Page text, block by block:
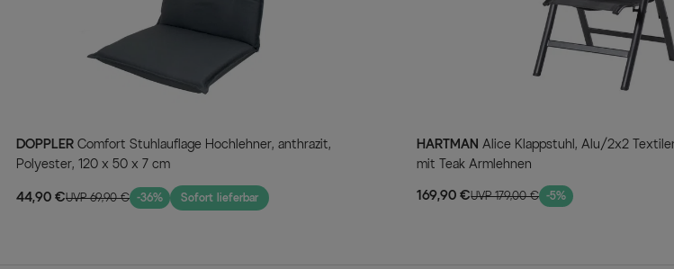
DOPPLER
Polyester, 120 x 50 x 7 cm
44,90 €UVP 69,90 € -36% Sofort lieferbar
HARTMAN Alice Klappstuhl, Alu/2x2 Textilen, xerix/anthrazit,
mit Teak Armlehnen
169,90 €UVP 179,00 € -5%